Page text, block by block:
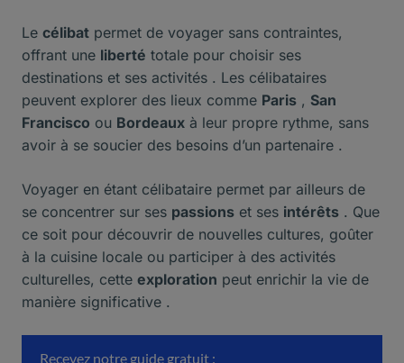
Le célibat permet de voyager sans contraintes,
offrant une liberté totale pour choisir ses
destinations et ses activités . Les célibataires
peuvent explorer des lieux comme Paris , San
Francisco ou Bordeaux à leur propre rythme, sans
avoir à se soucier des besoins d’un partenaire .
Voyager en étant célibataire permet par ailleurs de
se concentrer sur ses passions et ses intérêts . Que
ce soit pour découvrir de nouvelles cultures, goûter
à la cuisine locale ou participer à des activités
culturelles, cette exploration peut enrichir la vie de
manière significative .